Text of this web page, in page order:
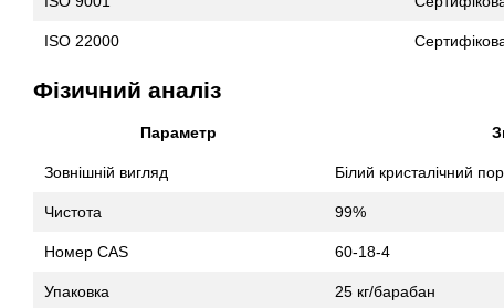
ISO 22000
Фізичний аналіз
Параметр
Зовнішній вигляд Білий кристалічний
Чистота 99%
Номер CAS 60-18-4
Упаковка 25 кг/барабан